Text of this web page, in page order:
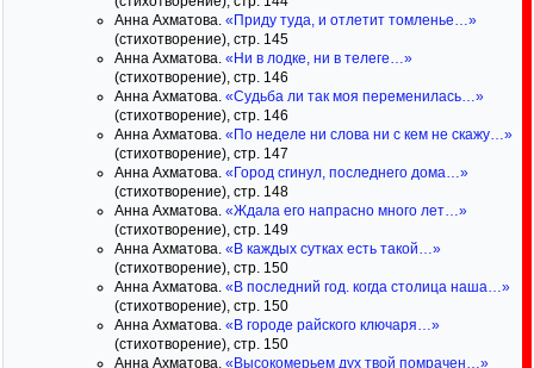
Анна Ахматова. «Приду туда, и отлетит томленье…»
(стихотворение), стр. 145
Анна Ахматова. «Ни в лодке, ни в телеге…»
(стихотворение), стр. 146
Анна Ахматова. «Судьба ли так моя переменилась…»
(стихотворение), стр. 146
Анна Ахматова. «По неделе ни слова ни с кем не скажу…»
(стихотворение), стр. 147
Анна Ахматова. «Город сгинул, последнего дома…»
(стихотворение), стр. 148
Анна Ахматова. «Ждала его напрасно много лет…»
(стихотворение), стр. 149
Анна Ахматова. «В каждых сутках есть такой…»
(стихотворение), стр. 150
Анна Ахматова. «В последний год. когда столица наша…»
(стихотворение), стр. 150
Анна Ахматова. «В городе райского ключаря…»
(стихотворение), стр. 150
Анна Ахматова. «Высокомерьем дух твой помрачен…»